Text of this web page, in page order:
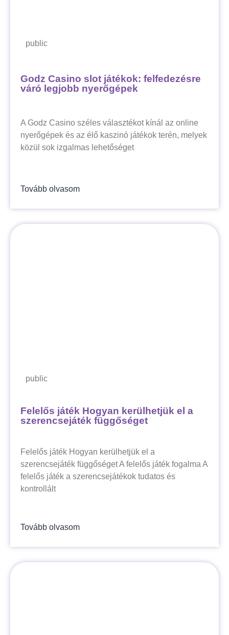
public
Godz Casino slot játékok: felfedezésre
váró legjobb nyerőgépek
A Godz Casino széles választékot kínál az online
nyerőgépek és az élő kaszinó játékok terén, melyek
közül sok izgalmas lehetőséget
Tovább olvasom
public
Felelős játék Hogyan kerülhetjük el a
szerencsejáték függőséget
Felelős játék Hogyan kerülhetjük el a
szerencsejáték függőséget A felelős játék fogalma A
felelős játék a szerencsejátékok tudatos és
kontrollált
Tovább olvasom